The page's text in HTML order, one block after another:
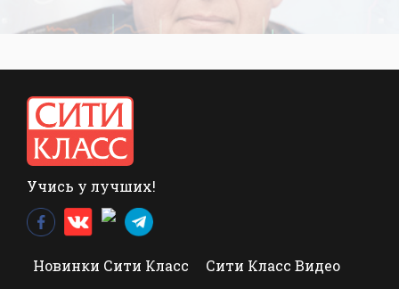
Учись у лучших!
Новинки Сити Класс
Сити Класс Видео